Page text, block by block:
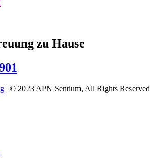
zu Hause
| © 2023 APN Sentium, All Rights Reserved